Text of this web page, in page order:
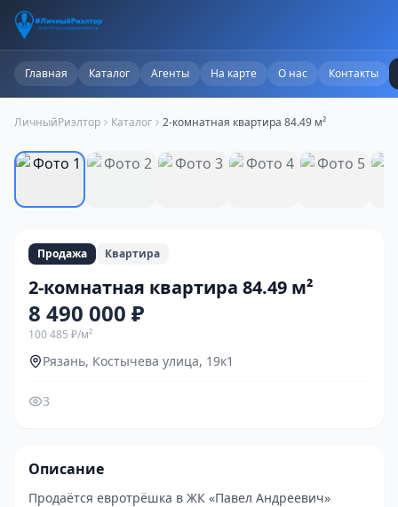
Главная Каталог Агенты На карте О нас Контакты
ЛичныйРиэлтор Каталог 2-комнатная квартира 84.49 м²
Продажа Квартира
2-комнатная квартира 84.49 м²
8 490 000 ₽
100 485 ₽/м²
Рязань, Костычева улица, 19к1
3
Описание
Продаётся евротрёшка в ЖК «Павел Андреевич»